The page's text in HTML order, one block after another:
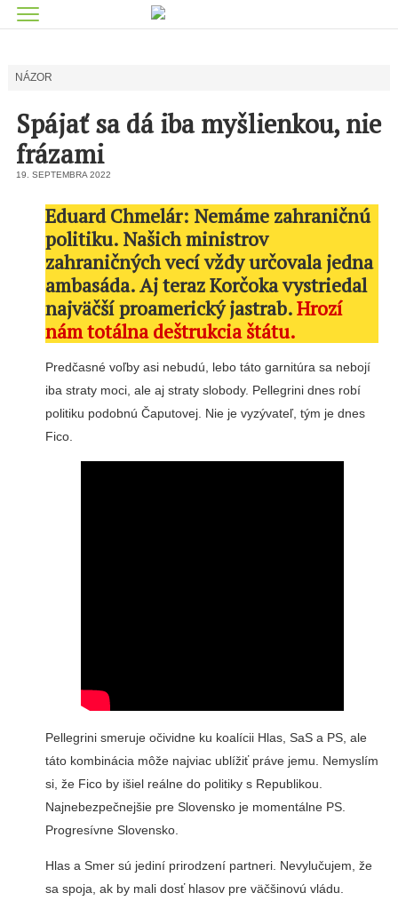
NÁZOR
Spájať sa dá iba myšlienkou, nie
frázami
19. SEPTEMBRA 2022
Eduard Chmelár: Nemáme zahraničnú
politiku. Našich ministrov
zahraničných vecí vždy určovala jedna
ambasáda. Aj teraz Korčoka vystriedal
najväčší proamerický jastrab.Hrozí
nám totálna deštrukcia štátu.
Predčasné voľby asi nebudú, lebo táto garnitúra sa nebojí
iba straty moci, ale aj straty slobody. Pellegrini dnes robí
politiku podobnú Čaputovej. Nie je vyzývateľ, tým je dnes
Fico.
Pellegrini smeruje očividne ku koalícii Hlas, SaS a PS, ale
táto kombinácia môže najviac ublížiť práve jemu. Nemyslím
si, že Fico by išiel reálne do politiky s Republikou.
Najnebezpečnejšie pre Slovensko je momentálne PS.
Progresívne Slovensko.
Hlas a Smer sú jediní prirodzení partneri. Nevylučujem, že
sa spoja, ak by mali dosť hlasov pre väčšinovú vládu.